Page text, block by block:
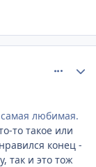
любимая.
то такое или
конец -
так и это тож